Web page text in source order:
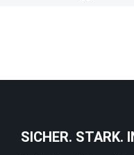
SICHER. STARK.